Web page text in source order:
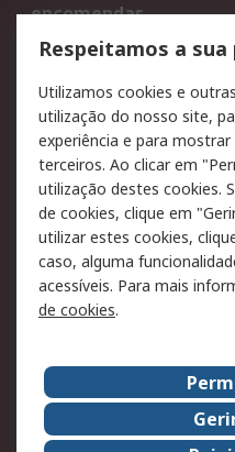
encomendas
Formas de entrega
Pagamento e
faturação
Legal
Aviso legal
Política de privacidade
- Atualizada
Condições de venda
Sobre a RS
A RS no mundo
Sobre a RS
Respeitamos a sua
Utilizamos cookies e
utilização do nosso site,
experiência e para
terceiros. Ao clicar em
utilização destes cookies.
de cookies, clique em
utilizar estes cookies,
caso, alguma
acessíveis. Para mais
de cookies.